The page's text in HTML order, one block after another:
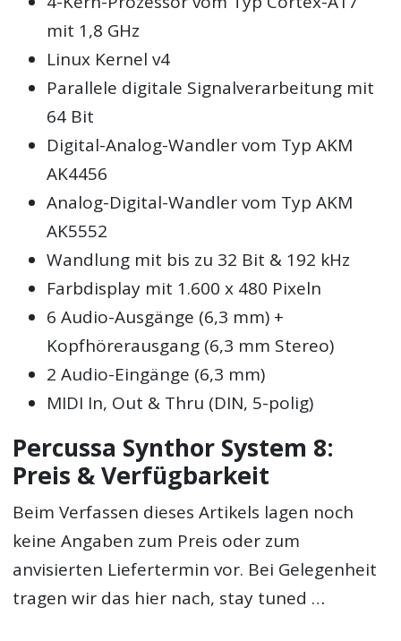
mit 1,8 GHz
Linux Kernel v4
Parallele digitale Signalverarbeitung mit
64 Bit
Digital-Analog-Wandler vom Typ AKM
AK4456
Analog-Digital-Wandler vom Typ AKM
AK5552
Wandlung mit bis zu 32 Bit & 192 kHz
Farbdisplay mit 1.600 x 480 Pixeln
6 Audio-Ausgänge (6,3 mm) +
Kopfhörerausgang (6,3 mm Stereo)
2 Audio-Eingänge (6,3 mm)
MIDI In, Out & Thru (DIN, 5-polig)
Percussa Synthor System 8:
Preis & Verfügbarkeit
Beim Verfassen dieses Artikels lagen noch
keine Angaben zum Preis oder zum
anvisierten Liefertermin vor. Bei Gelegenheit
tragen wir das hier nach, stay tuned …